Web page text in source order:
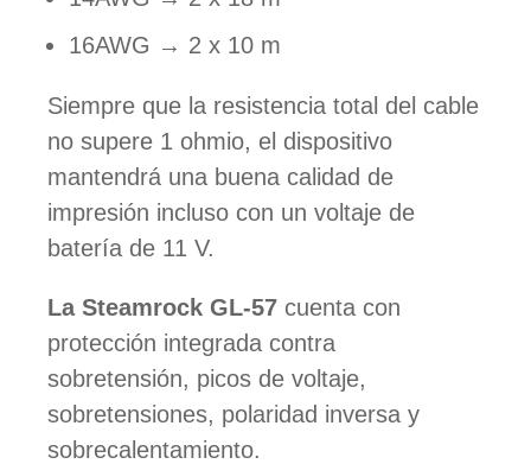
16AWG → 2 x 10 m
Siempre que la resistencia total del cable
no supere 1 ohmio, el dispositivo
mantendrá una buena calidad de
impresión incluso con un voltaje de
batería de 11 V.
La Steamrock GL-57 cuenta con
protección integrada contra
sobretensión, picos de voltaje,
sobretensiones, polaridad inversa y
sobrecalentamiento.